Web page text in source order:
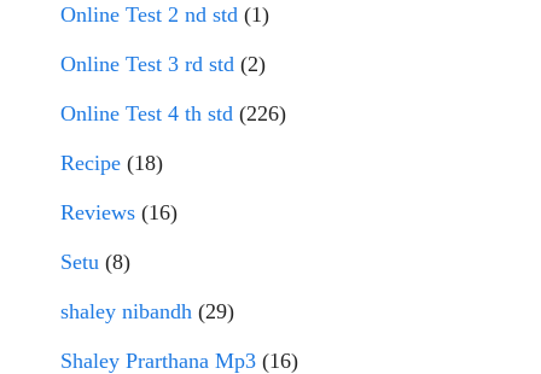
Online Test 2 nd std (1)
Online Test 3 rd std (2)
Online Test 4 th std (226)
Recipe (18)
Reviews (16)
Setu (8)
shaley nibandh (29)
Shaley Prarthana Mp3 (16)